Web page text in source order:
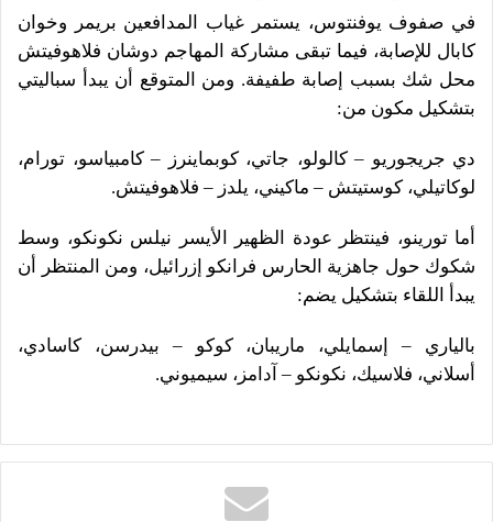
في صفوف يوفنتوس، يستمر غياب المدافعين بريمر وخوان
كابال للإصابة، فيما تبقى مشاركة المهاجم دوشان فلاهوفيتش
محل شك بسبب إصابة طفيفة. ومن المتوقع أن يبدأ سباليتي
بتشكيل مكون من:
دي جريجوريو – كالولو، جاتي، كوبماينرز – كامبياسو، تورام،
لوكاتيلي، كوستيتش – ماكيني، يلدز – فلاهوفيتش.
أما تورينو، فينتظر عودة الظهير الأيسر نيلس نكونكو، وسط
شكوك حول جاهزية الحارس فرانكو إزرائيل، ومن المنتظر أن
يبدأ اللقاء بتشكيل يضم:
بالياري – إسمايلي، ماريبان، كوكو – بيدرسن، كاسادي،
أسلاني، فلاسيك، نكونكو – آدامز، سيميوني.